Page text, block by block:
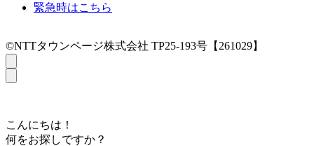
緊急時はこちら
©NTTタウンページ株式会社 TP25-193号【261029】
こんにちは！
何をお探しですか？